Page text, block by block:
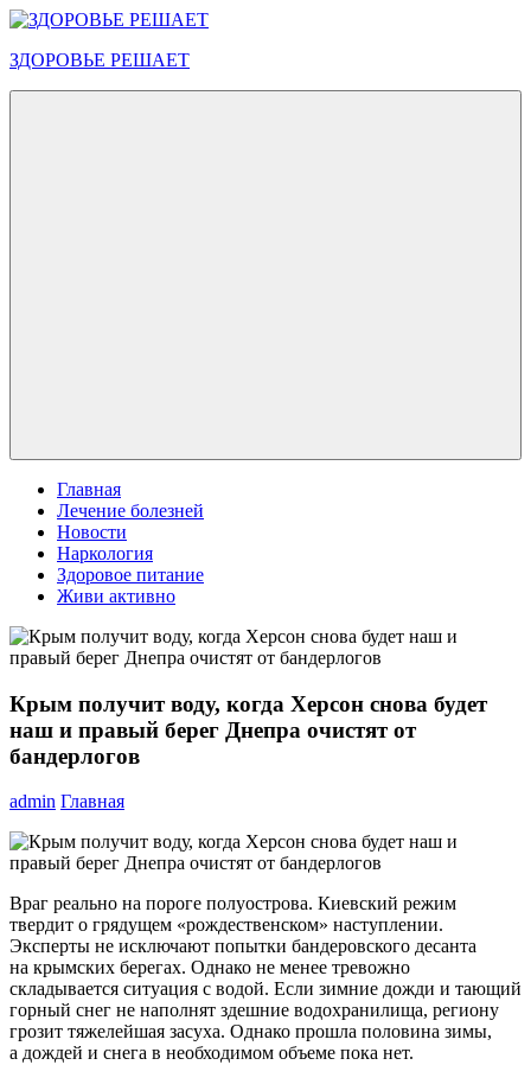
Перейти
содержимому
ЗДОРОВЬЕ РЕШАЕТ
Главная
Лечение болезней
Новости
Наркология
Здоровое питание
Живи активно
Крым получит воду, когда Херсон снова будет
наш и правый берег Днепра очистят от
бандерлогов
admin Главная
Враг реально на пороге полуострова. Киевский режим
твердит о грядущем «рождественском» наступлении.
Эксперты не исключают попытки бандеровского десанта
на крымских берегах. Однако не менее тревожно
складывается ситуация с водой. Если зимние дожди и тающий
горный снег не наполнят здешние водохранилища, региону
грозит тяжелейшая засуха. Однако прошла половина зимы,
а дождей и снега в необходимом объеме пока нет.